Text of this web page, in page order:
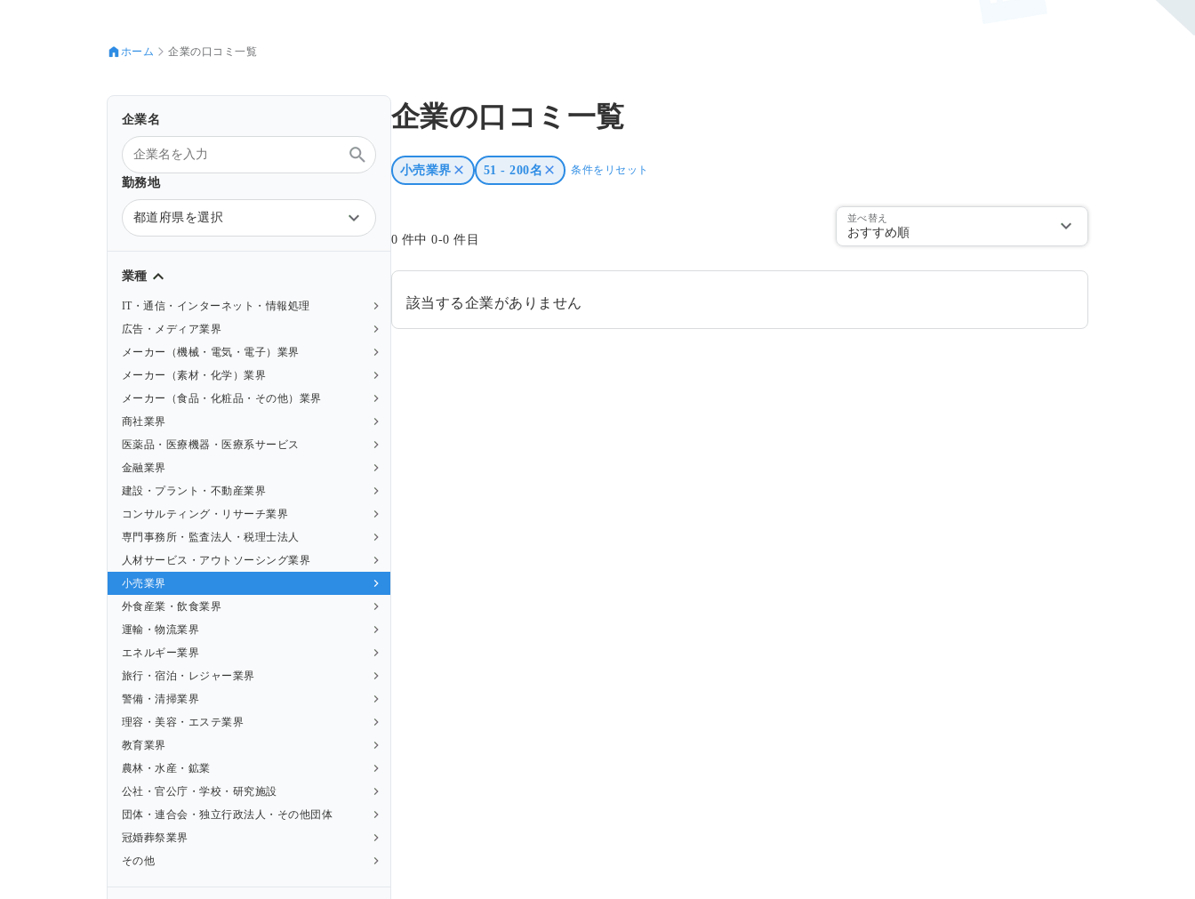
ホーム 企業の口コミ一覧
企業の口コミ一覧
小売業界 51 - 200名 条件をリセット
0 件中 0-0 件目
並べ替え
おすすめ順
該当する企業がありません
企業名
勤務地
都道府県を選択
業種
IT・通信・インターネット・情報処理
広告・メディア業界
メーカー（機械・電気・電子）業界
メーカー（素材・化学）業界
メーカー（食品・化粧品・その他）業界
商社業界
医薬品・医療機器・医療系サービス
金融業界
建設・プラント・不動産業界
コンサルティング・リサーチ業界
専門事務所・監査法人・税理士法人
人材サービス・アウトソーシング業界
小売業界
外食産業・飲食業界
運輸・物流業界
エネルギー業界
旅行・宿泊・レジャー業界
警備・清掃業界
理容・美容・エステ業界
教育業界
農林・水産・鉱業
公社・官公庁・学校・研究施設
団体・連合会・独立行政法人・その他団体
冠婚葬祭業界
その他